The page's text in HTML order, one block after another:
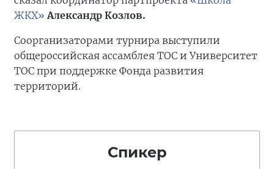
ЖКХ» Александр Козлов.
Соорганизаторами турнира выступили
общероссийская ассамблея ТОС и Университет
ТОС при поддержке Фонда развития
территорий.
Спикер